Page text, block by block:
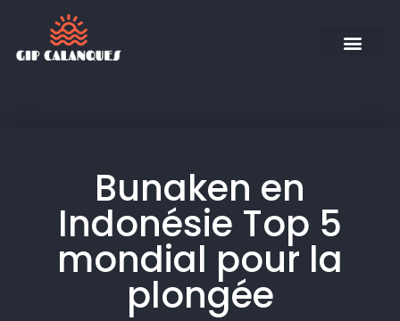
Bunaken en
Indonésie Top 5
mondial pour la
plongée